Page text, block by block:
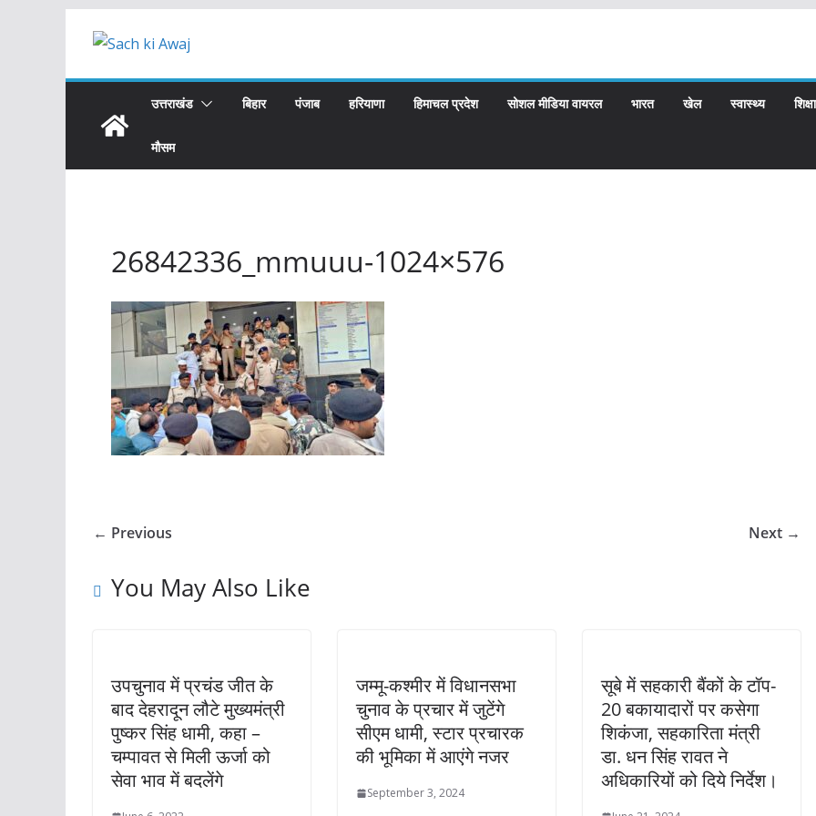
उत्तराखंड बिहार पंजाब हरियाणा हिमाचल प्रदेश सोशल मीडिया वायरल भारत खेल स्वास्थ्य शिक्षा
मौसम
26842336_mmuuu-1024×576
← Previous Next →
You May Also Like
उपचुनाव में प्रचंड जीत के
बाद देहरादून लौटे मुख्‍यमंत्री
पुष्‍कर सिंह धामी, कहा –
चम्पावत से मिली ऊर्जा को
सेवा भाव में बदलेंगे
जम्मू-कश्मीर में विधानसभा
चुनाव के प्रचार में जुटेंगे
सीएम धामी, स्टार प्रचारक
की भूमिका में आएंगे नजर
September 3, 2024
सूबे में सहकारी बैंकों के टॉप-
20 बकायादारों पर कसेगा
शिकंजा, सहकारिता मंत्री
डा. धन सिंह रावत ने
अधिकारियों को दिये निर्देश।